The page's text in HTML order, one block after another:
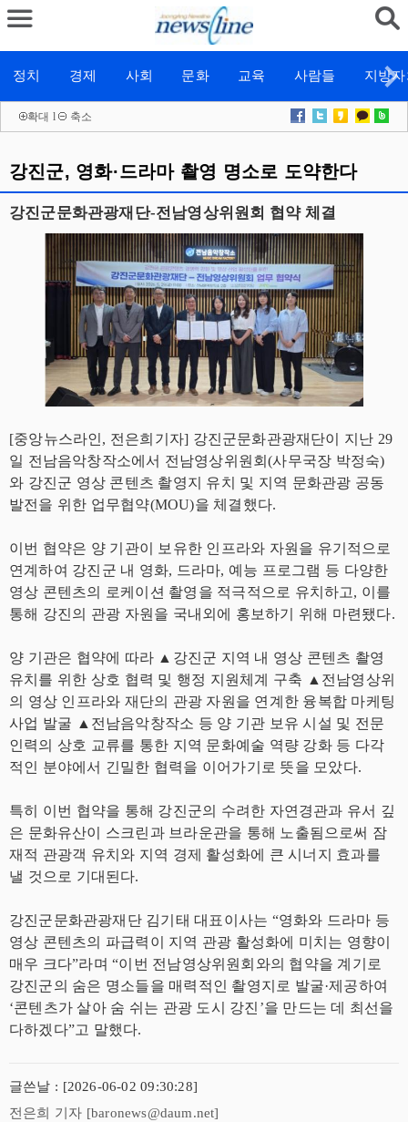
정치 경제 사회 문화 교육 사람들 지방
확대 l 축소
강진군, 영화·드라마 촬영 명소로 도약한다
강진군문화관광재단-전남영상위원회 협약 체결
[중앙뉴스라인, 전은희기자] 강진군문화관광재단이 지난 29
일 전남음악창작소에서 전남영상위원회(사무국장 박정숙)
와 강진군 영상 콘텐츠 촬영지 유치 및 지역 문화관광 공동
발전을 위한 업무협약(MOU)을 체결했다.
이번 협약은 양 기관이 보유한 인프라와 자원을 유기적으로
연계하여 강진군 내 영화, 드라마, 예능 프로그램 등 다양한
영상 콘텐츠의 로케이션 촬영을 적극적으로 유치하고, 이를
통해 강진의 관광 자원을 국내외에 홍보하기 위해 마련됐다.
양 기관은 협약에 따라 ▲강진군 지역 내 영상 콘텐츠 촬영
유치를 위한 상호 협력 및 행정 지원체계 구축 ▲전남영상위
의 영상 인프라와 재단의 관광 자원을 연계한 융복합 마케팅
사업 발굴 ▲전남음악창작소 등 양 기관 보유 시설 및 전문
인력의 상호 교류를 통한 지역 문화예술 역량 강화 등 다각
적인 분야에서 긴밀한 협력을 이어가기로 뜻을 모았다.
특히 이번 협약을 통해 강진군의 수려한 자연경관과 유서 깊
은 문화유산이 스크린과 브라운관을 통해 노출됨으로써 잠
재적 관광객 유치와 지역 경제 활성화에 큰 시너지 효과를
낼 것으로 기대된다.
강진군문화관광재단 김기태 대표이사는 “영화와 드라마 등
영상 콘텐츠의 파급력이 지역 관광 활성화에 미치는 영향이
매우 크다”라며 “이번 전남영상위원회와의 협약을 계기로
강진군의 숨은 명소들을 매력적인 촬영지로 발굴·제공하여
‘콘텐츠가 살아 숨 쉬는 관광 도시 강진’을 만드는 데 최선을
다하겠다”고 말했다.
글쓴날 : [2026-06-02 09:30:28]
전은희 기자 [baronews@daum.net]